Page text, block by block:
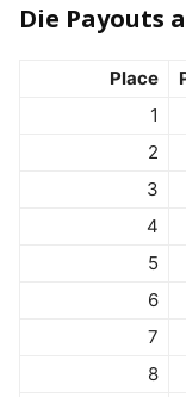
Die Payouts
Place
1
2
3
4
5
6
7
8